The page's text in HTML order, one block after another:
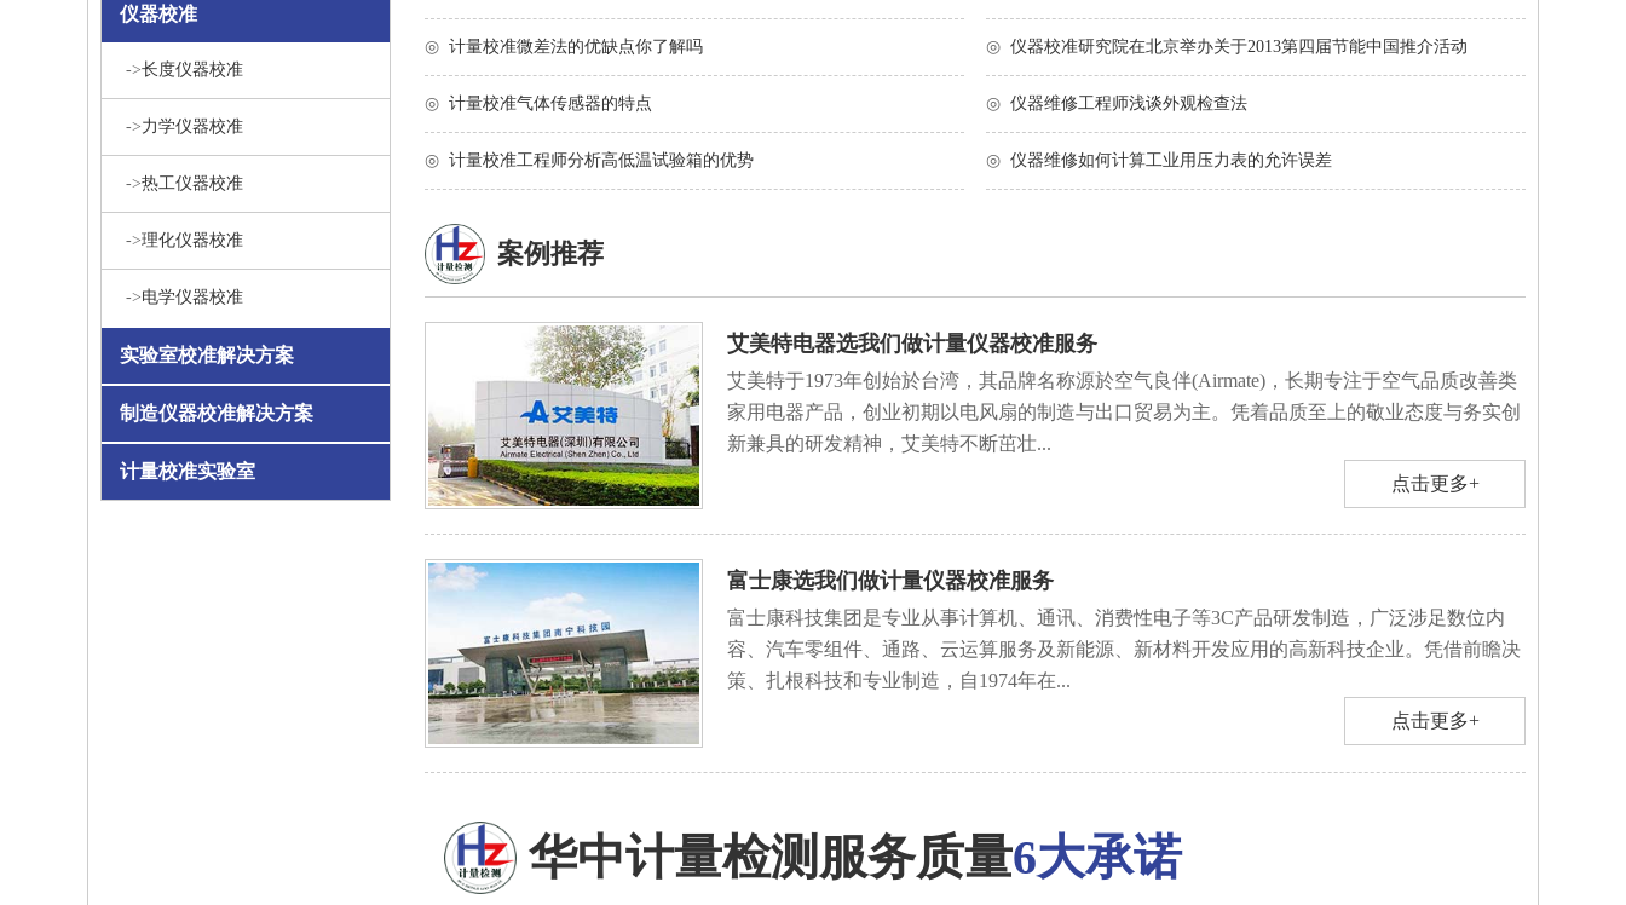
仪器校准
->长度仪器校准
->力学仪器校准
->热工仪器校准
->理化仪器校准
->电学仪器校准
实验室校准解决方案
制造仪器校准解决方案
计量校准实验室
◎ 计量校准微差法的优缺点你了解吗 ◎ 仪器校准研究院在北京举办关于2013第四届节能中国推介活动
◎ 计量校准气体传感器的特点 ◎ 仪器维修工程师浅谈外观检查法
◎ 计量校准工程师分析高低温试验箱的优势 ◎ 仪器维修如何计算工业用压力表的允许误差
案例推荐
艾美特电器选我们做计量仪器校准服务
艾美特于1973年创始於台湾，其品牌名称源於空气良伴(Airmate)，长期专注于空气品质改善类
家用电器产品，创业初期以电风扇的制造与出口贸易为主。凭着品质至上的敬业态度与务实创
新兼具的研发精神，艾美特不断茁壮...
点击更多+
富士康选我们做计量仪器校准服务
富士康科技集团是专业从事计算机、通讯、消费性电子等3C产品研发制造，广泛涉足数位内
容、汽车零组件、通路、云运算服务及新能源、新材料开发应用的高新科技企业。凭借前瞻决
策、扎根科技和专业制造，自1974年在...
点击更多+
华中计量检测服务质量6大承诺